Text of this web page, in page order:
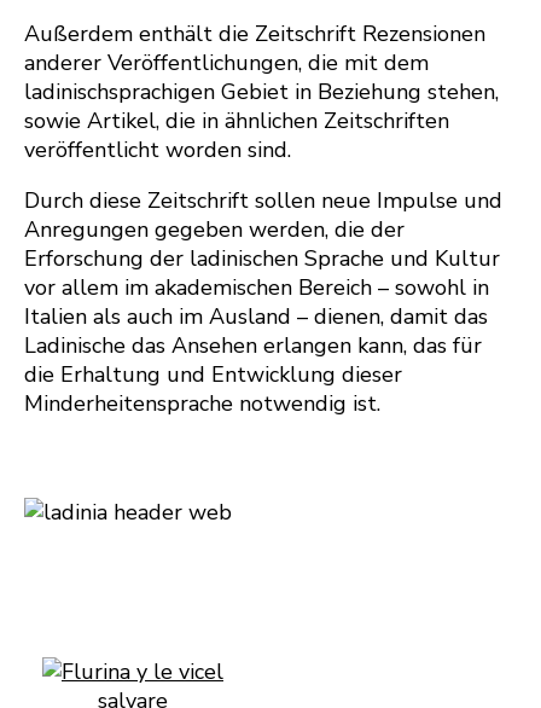
Außerdem enthält die Zeitschrift Rezensionen
anderer Veröffentlichungen, die mit dem
ladinischsprachigen Gebiet in Beziehung stehen,
sowie Artikel, die in ähnlichen Zeitschriften
veröffentlicht worden sind.
Durch diese Zeitschrift sollen neue Impulse und
Anregungen gegeben werden, die der
Erforschung der ladinischen Sprache und Kultur
vor allem im akademischen Bereich – sowohl in
Italien als auch im Ausland – dienen, damit das
Ladinische das Ansehen erlangen kann, das für
die Erhaltung und Entwicklung dieser
Minderheitensprache notwendig ist.